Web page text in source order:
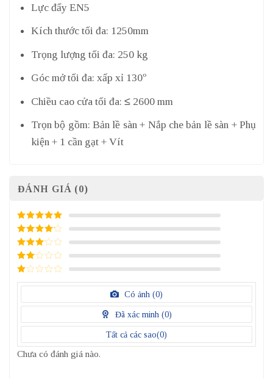
Lực đẩy EN5
Kích thước tối đa: 1250mm
Trọng lượng tối đa: 250 kg
Góc mở tối đa: xấp xỉ 130º
Chiều cao cửa tối đa: ≤ 2600 mm
Trọn bộ gồm: Bản lề sàn + Nắp che bản lề sàn + Phụ
kiện + 1 cần gạt + Vít
ĐÁNH GIÁ (0)
5/ 5 điểm
4/ 5
điểm
3/ 5
điểm
2/
điểm
1
điểm
Có ảnh (0)
Đã xác minh (0)
Tất cả các sao(0)
Chưa có đánh giá nào.